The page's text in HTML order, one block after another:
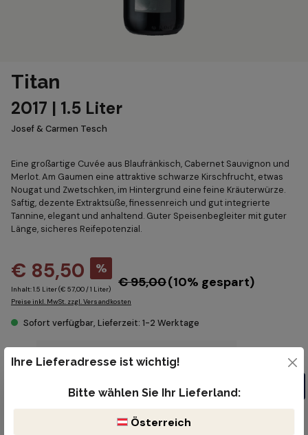
Titan
2017 | 1.5 Liter
Josef & Carmen Tesch
Eine großartige Cuvée aus Blaufränkisch, Cabernet Sauvignon und
Merlot. Am Gaumen eine attraktive schwarze Kirschfrucht, etwas
Nougat und Zwetschken, im Hintergrund eine feine Kräuterwürze.
Saftig, dezente Extraktsüße, finessenreich und gut integrierte
Tannine, elegant und anhaltend. Guter Speisenbegleiter mit guter
Länge, sicheres Reifepotenzial.
€ 85,50
%
€ 95,00(10% gespart)
Inhalt:1.5 Liter(€ 57,00 / 1 Liter)
Preise inkl. MwSt. zzgl. Versandkosten
Sofort verfügbar, Lieferzeit: 1-2 Werktage
In den Warenkorb
Kostenloser Versand ab 99€
Lieferzeit 1-2 Werktage
Ihre Lieferadresse ist wichtig!
Bitte wählen Sie Ihr Lieferland:
Österreich